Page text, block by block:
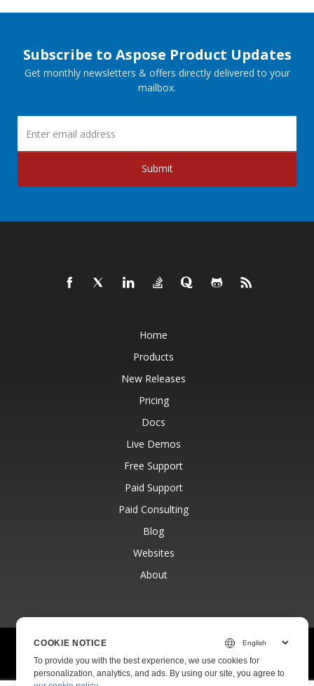
Subscribe to Aspose Product Updates
Get monthly newsletters & offers directly delivered to your
mailbox.
Submit
Home
Products
New Releases
Pricing
Docs
Live Demos
Free Support
Paid Support
Paid Consulting
Blog
Websites
About
© Aspose Pty Ltd 2001-2026.
All Rights Reserved.
Privacy Policy Terms of use Contact
COOKIE NOTICE
To provide you with the best experience, we use cookies for
personalization, analytics, and ads. By using our site, you agree to